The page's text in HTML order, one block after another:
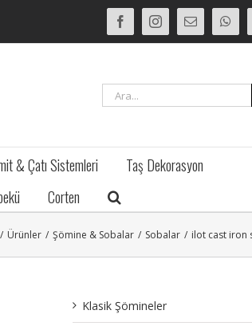
FacebookInstagram
E-
posta
Ara:
& Çatı Sistemleri
Taş Dekorasyon
Corten
/ Ürünler / Şömine & Sobalar / Sobalar / ilot cast iron
Klasik Şömineler